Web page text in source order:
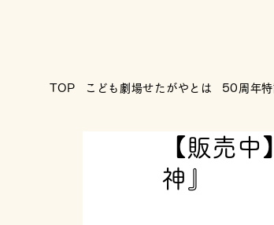
TOP こども劇場せたがやとは 50周年特
【販売
神』